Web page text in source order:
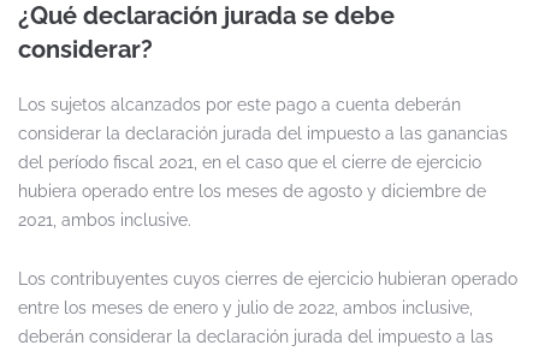
¿Qué declaración jurada se debe
considerar?
Los sujetos alcanzados por este pago a cuenta deberán
considerar la declaración jurada del impuesto a las ganancias
del período fiscal 2021, en el caso que el cierre de ejercicio
hubiera operado entre los meses de agosto y diciembre de
2021, ambos inclusive.
Los contribuyentes cuyos cierres de ejercicio hubieran operado
entre los meses de enero y julio de 2022, ambos inclusive,
deberán considerar la declaración jurada del impuesto a las